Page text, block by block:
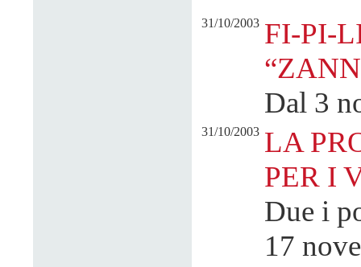
31/10/2003 FI-PI-
Dal 3
31/10/2003 LA
PER I
Due i
17